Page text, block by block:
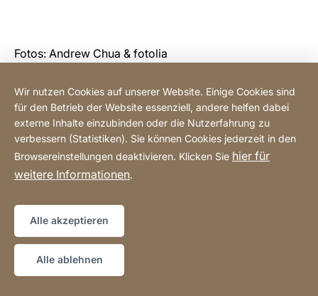
Fotos: Andrew Chua & fotolia
Online einkaufen
Hotline
Website
[Website
information]
Datenschutz
Wir nutzen Cookies auf unserer Website. Einige Cookies sind
für den Betrieb der Website essenziell, andere helfen dabei
externe Inhalte einzubinden oder die Nutzerfahrung zu
verbessern (Statistiken). Sie können Cookies jederzeit in den
Browsereinstellungen deaktivieren. Klicken Sie hier für
weitere Informationen.
Alle akzeptieren
Alle ablehnen